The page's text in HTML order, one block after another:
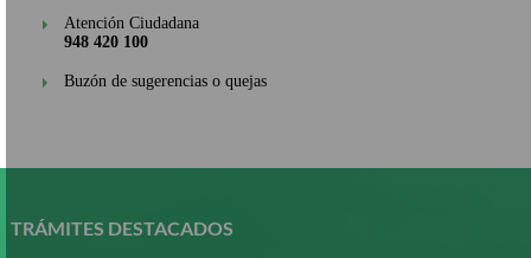
Atención Ciudadana
948 420 100
Buzón de sugerencias o quejas
contenido
TRÁMITES DESTACADOS